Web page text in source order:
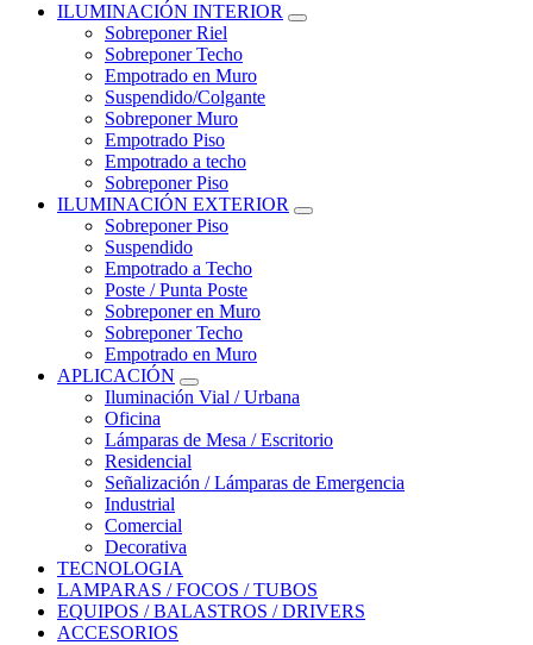
ILUMINACIÓN INTERIOR
Sobreponer Riel
Sobreponer Techo
Empotrado en Muro
Suspendido/Colgante
Sobreponer Muro
Empotrado Piso
Empotrado a techo
Sobreponer Piso
ILUMINACIÓN EXTERIOR
Sobreponer Piso
Suspendido
Empotrado a Techo
Poste / Punta Poste
Sobreponer en Muro
Sobreponer Techo
Empotrado en Muro
APLICACIÓN
Iluminación Vial / Urbana
Oficina
Lámparas de Mesa / Escritorio
Residencial
Señalización / Lámparas de Emergencia
Industrial
Comercial
Decorativa
TECNOLOGIA
LAMPARAS / FOCOS / TUBOS
EQUIPOS / BALASTROS / DRIVERS
ACCESORIOS